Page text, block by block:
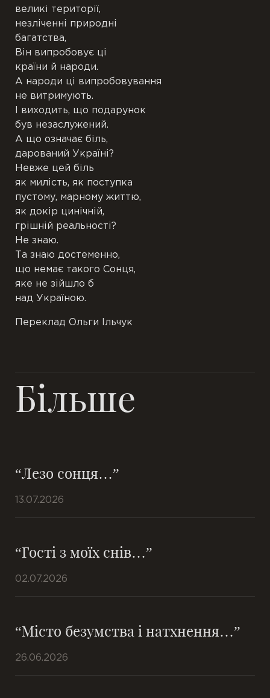
Повісті
П’єси
Переклади
Підрядкові
Чернетки
Ілюстрації
Публікації
Книги
великі території,
незліченні природні
багатства,
Він випробовує ці
країни й народи.
А народи ці випробовування
не витримують.
І виходить, що подарунок
був незаслужений.
А що означає біль,
дарований Україні?
Невже цей біль
як милість, як поступка
пустому, марному життю,
як докір цинічній,
грішній реальності?
Не знаю.
Та знаю достеменно,
що немає такого Сонця,
яке не зійшло б
над Україною.
Переклад Ольги Ільчук
Більше
“Лезо сонця…”
13.07.2026
“Гості з моїх снів…”
02.07.2026
“Місто безумства і натхнення…”
26.06.2026